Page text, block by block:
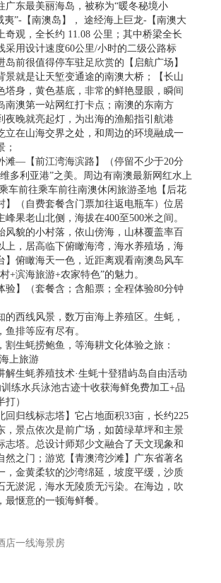
广东最美丽海岛，被称为“暖冬秘境小
夷”-【南澳岛】， 途经海上巨龙-【南澳大
奇观，全长约 11.08 公里；其中桥梁全长
采用设计速度60公里/小时的二级公路标
岛前很值得停车驻足欣赏的【启航广场】
景就是让天堑变通途的南澳大桥；【长山
塔身，黄色基底，非常的鲜艳显眼，瞬间
南澳第一站网红打卡点；南澳的东南方
夜晚就亮起灯，为出海的渔船指引航港
立在山海交界之处，和周边的环境融成一
；
滩—【前江湾海滨路】（停留不少于20分
多利亚港”之美。周边有南澳最新网红水上
车前往乘车前往南澳休闲旅游圣地【后花
】（自费套餐含门票加往返电瓶车）位居
峰果老山北侧，海拔在400至500米之间。
风貌的小村落，依山傍海，山林覆盖率百
上，居高临下俯瞰海湾，海水养殖场，海
】俯瞰海天一色，近距离观看南澳岛风车
+滨海旅游+农家特色”的魅力。
验】（套餐含；含船票；全程体验80分钟
的西线风景，数万亩海上养殖区。生蚝，
鱼排等应有尽有。
割生蚝捞鲍鱼，等海耕文化体验之旅：
上旅游
解生蚝养殖技术·生蚝十登猎屿岛自由活动
练水兵泳池古迹十收获海鲜免费加工+品
）
回归线标志塔】它占地面积33亩，长约225
，景点依次是前广场，如茵绿草坪和主景
志塔。总设计师郑少文融合了天文现象和
然之门；游览【青澳湾沙滩】广东省著名
，金黄柔软的沙湾绵延，坡度平缓，沙质
无淤泥，海水无陵质无污染。在海边，吹
最惬意的一顿海鲜餐。
店一线海景房